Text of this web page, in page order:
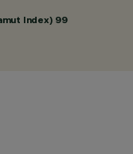
Index) 99